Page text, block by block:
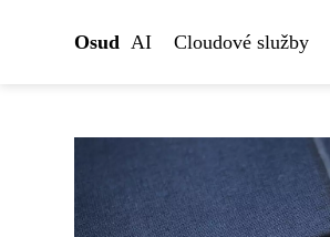
Osud AI Cloudové služby